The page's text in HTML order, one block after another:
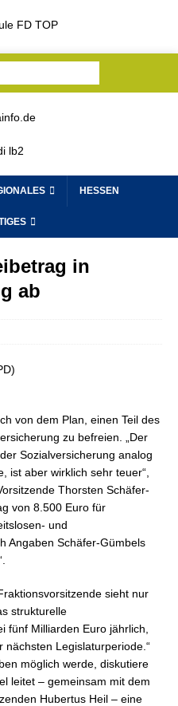
HESSEN
in
ab
von dem Plan, einen Teil des
zu befreien. „Der
Sozialversicherung analog
ist aber wirklich sehr teuer“,
Thorsten Schäfer-
von 8.500 Euro für
und
Angaben Schäfer-Gümbels
sieht nur
strukturelle
fünf Milliarden Euro jährlich,
Legislaturperiode.“
möglich werde, diskutiere
leitet – gemeinsam mit dem
Hubertus Heil – eine